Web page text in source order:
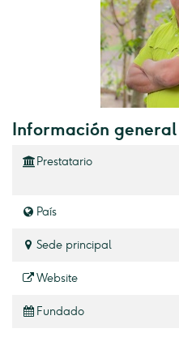
Información general
Prestatario
País
Sede principal
Website
Fundado